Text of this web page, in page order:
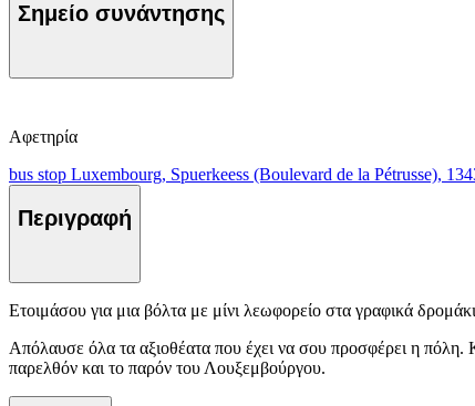
Σημείο συνάντησης
Αφετηρία
bus stop Luxembourg, Spuerkeess (Boulevard de la Pétrusse),
Περιγραφή
Ετοιμάσου για μια βόλτα με μίνι λεωφορείο στα γραφικά
Απόλαυσε όλα τα αξιοθέατα που έχει να σου προσφέρει η πόλη.
παρελθόν και το παρόν του Λουξεμβούργου.